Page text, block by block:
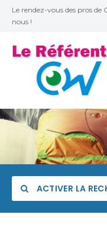
Le rendez-vous des pros
nous !
ACTIVER LA